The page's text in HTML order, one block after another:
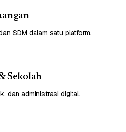
SDM dalam satu platform.
Sekolah
dan administrasi digital.